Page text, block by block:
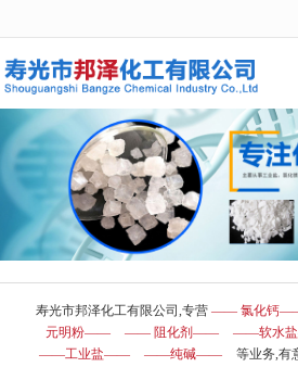
综合首页 公司介绍 产品展示 新闻动态 厂景厂貌
寿光市邦泽化工有限公司,专营 —— 氯化钙
元明粉——
—— 阻化剂—— ——软水
——工业盐——
——纯碱——
等业务,有